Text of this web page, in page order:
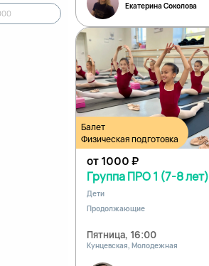
Екатерина Соколова
Балет
Физическая подготовка
от 1000₽
Группа ПРО 1 (7-8 лет)
Дети
Продолжающие
Пятница, 16:00
Кунцевская, Молодежная